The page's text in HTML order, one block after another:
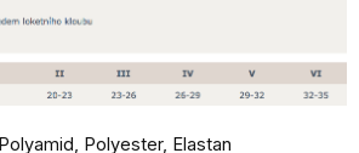
Polyester, Elastan